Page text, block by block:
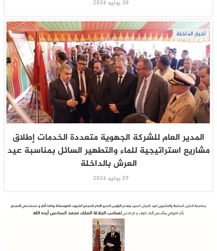
30 يوليو 2026
أخبار الداخلة
المدير العام للشركة الجهوية متعددة الخدمات إطلاق
مشاريع استراتيجية للماء والتطهير السائل بمناسبة عيد
العرش بالداخلة
29 يوليو 2026